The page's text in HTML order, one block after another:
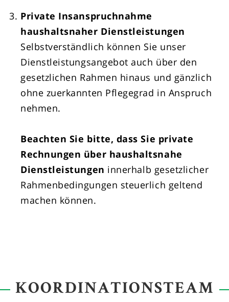
Private Insanspruchnahme
haushaltsnaher Dienstleistungen
Selbstverständlich können Sie unser
Dienstleistungsangebot auch über den
gesetzlichen Rahmen hinaus und gänzlich
ohne zuerkannten Pflegegrad in Anspruch
nehmen.
Beachten Sie bitte, dass Sie private
Rechnungen über haushaltsnahe
Dienstleistungen innerhalb gesetzlicher
Rahmenbedingungen steuerlich geltend
machen können.
KOORDINATIONSTEAM